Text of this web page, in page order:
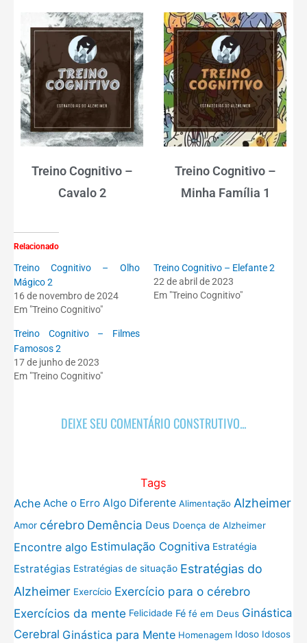
Treino Cognitivo –
Cavalo 2
Treino Cognitivo –
Minha Família 1
Relacionado
Treino Cognitivo – Olho
Mágico 2
16 de novembro de 2024
Em "Treino Cognitivo"
Treino Cognitivo – Elefante 2
22 de abril de 2023
Em "Treino Cognitivo"
Treino Cognitivo – Filmes
Famosos 2
17 de junho de 2023
Em "Treino Cognitivo"
DEIXE SEU COMENTÁRIO CONSTRUTIVO...
Tags
Ache Ache o Erro Algo Diferente Alimentação Alzheimer
Amor cérebro Demência Deus Doença de Alzheimer
Encontre algo Estimulação Cognitiva Estratégia
Estratégias Estratégias de situação Estratégias do
Alzheimer Exercício Exercício para o cérebro
Exercícios da mente Felicidade Fé fé em Deus Ginástica
Cerebral Ginástica para Mente Homenagem Idoso Idosos